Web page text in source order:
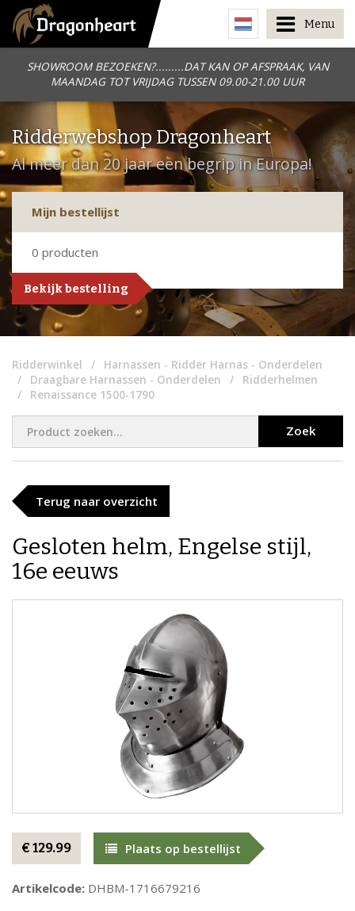
SHOWROOM BEZOEKEN?.........DAT KAN OP AFSPRAAK, VAN
MAANDAG TOT VRIJDAG TUSSEN 09.00-21.00 UUR
Menu
Ridderwebshop Dragonheart
Al meer dan 20 jaar een begrip in Europa!
Mijn bestellijst
0 producten
Bekijk bestelling
Ridderwinkel
Harnassen - Ridder Harnas - Onderdelen
Draagbare Harnassen - Onderdelen
Ridderhelmen
Renaissance 1500-1790
Zoek
Terug naar overzicht
Gesloten helm, Engelse stijl,
16e eeuws
€ 129.99 Plaats op bestellijst
Artikelcode: DHBM-1716679216